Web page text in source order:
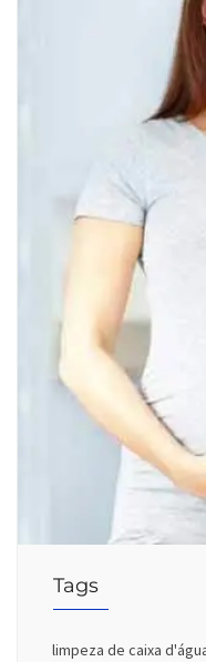
Tags
limpeza de caixa